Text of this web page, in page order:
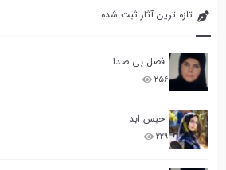
تازه ترین آثار ثبت شده
فصل بی صدا
۲۵۶
حبس ابد
۲۲۹